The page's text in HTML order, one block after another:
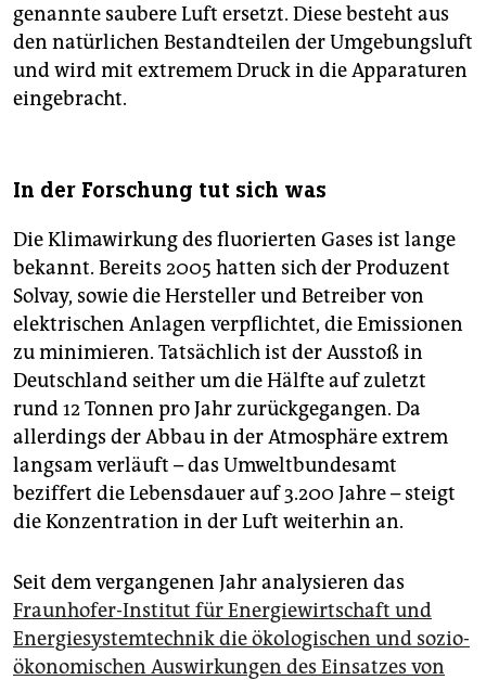
genannte saubere Luft ersetzt. Diese besteht aus
den natürlichen Bestandteilen der Umgebungsluft
und wird mit extremem Druck in die Apparaturen
eingebracht.
In der Forschung tut sich was
Die Klimawirkung des fluorierten Gases ist lange
bekannt. Bereits 2005 hatten sich der Produzent
Solvay, sowie die Hersteller und Betreiber von
elektrischen Anlagen verpflichtet, die Emissionen
zu minimieren. Tatsächlich ist der Ausstoß in
Deutschland seither um die Hälfte auf zuletzt
rund 12 Tonnen pro Jahr zurückgegangen. Da
allerdings der Abbau in der Atmosphäre extrem
langsam verläuft – das Umweltbundesamt
beziffert die Lebensdauer auf 3.200 Jahre – steigt
die Konzentration in der Luft weiterhin an.
Seit dem vergangenen Jahr analysieren das
Fraunhofer-Institut für Energiewirtschaft und
Energiesystemtechnik die ökologischen und sozio-
ökonomischen Auswirkungen des Einsatzes von